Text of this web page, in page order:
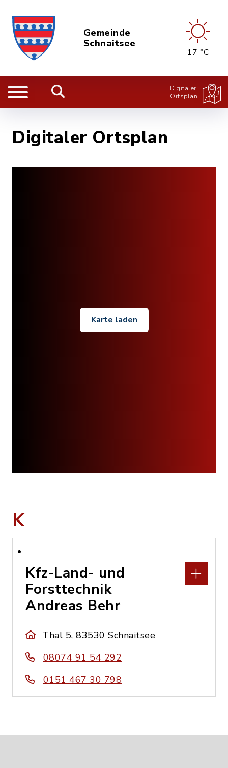
Gemeinde
Schnaitsee
17 °C
Digitaler
Ortsplan
Digitaler Ortsplan
Karte laden
K
Kfz-Land- und
Forsttechnik
Andreas Behr
Thal 5, 83530 Schnaitsee
08074 91 54 292
0151 467 30 798